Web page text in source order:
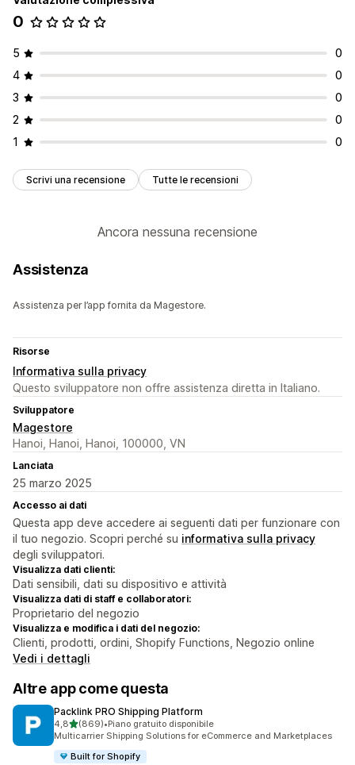
In negozio
Tempi di preparazione
Limiti degli ordini
Monitoraggio in tempo reale
Notifiche via email
0
5
0
4
0
3
0
2
0
1
0
Scrivi una recensione Tutte le recensioni
Ancora nessuna recensione
Assistenza
Assistenza per l’app fornita da Magestore.
Risorse
Informativa sulla privacy
Questo sviluppatore non offre assistenza diretta in Italiano.
Sviluppatore
Magestore
Hanoi, Hanoi, Hanoi, 100000, VN
Lanciata
25 marzo 2025
Accesso ai dati
Questa app deve accedere ai seguenti dati per funzionare con
il tuo negozio. Scopri perché su informativa sulla privacy
degli sviluppatori.
Visualizza dati clienti:
Dati sensibili, dati su dispositivo e attività
Visualizza dati di staff e collaboratori:
Proprietario del negozio
Visualizza e modifica i dati del negozio:
Clienti, prodotti, ordini, Shopify Functions, Negozio online
Vedi i dettagli
Altre app come questa
Packlink PRO Shipping Platform
4,8stelle su 5
(869)
869 recensioni totali
•Piano gratuito disponibile
Multicarrier Shipping Solutions for eCommerce and Marketplaces
Built for Shopify